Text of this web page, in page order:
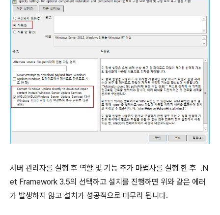
서버 관리자를 실행 후 역할 및 기능 추가 마법사를 실행 한 후 .N
et Framework 3.5의 선택하고 설치를 진행하면 위와 같은 에러
가 발생하지 않고 설치가 성공적으로 마무리 됩니다.